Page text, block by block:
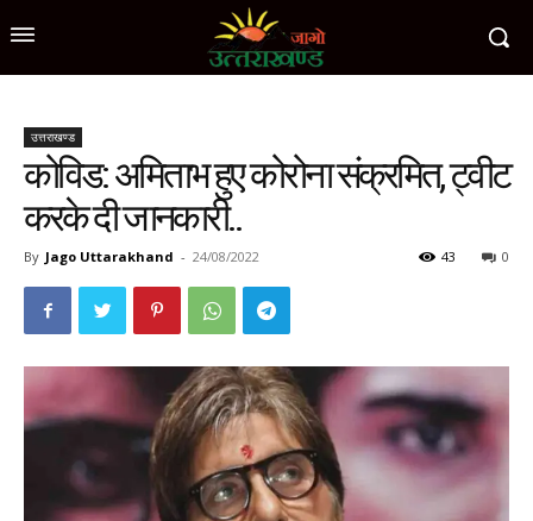
उत्तराखण्ड
कोविड: अमिताभ हुए कोरोना संक्रमित, ट्वीट
करके दी जानकारी..
By Jago Uttarakhand - 24/08/2022 0
43